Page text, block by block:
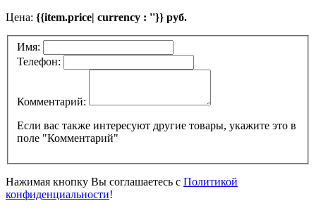
Цена: {{item.price| currency : ''}} руб.
Имя:
Телефон:
Комментарий:
Если вас также интересуют другие товары, укажите это в
поле "Комментарий"
Нажимая кнопку Вы соглашаетесь с Политикой
конфиденциальности!